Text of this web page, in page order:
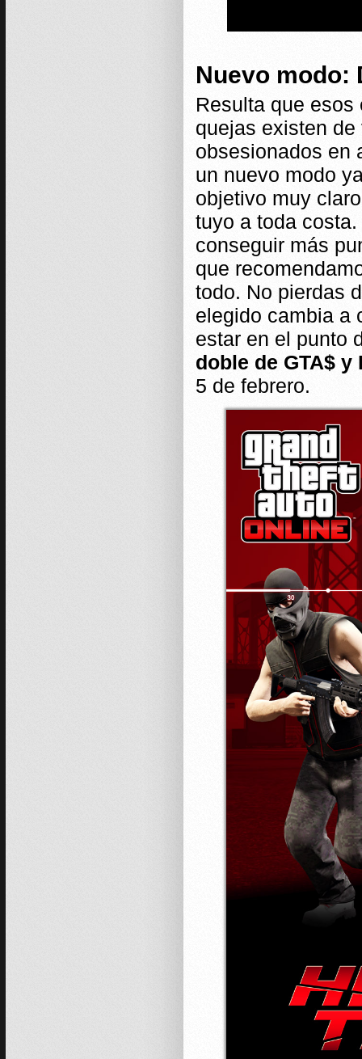
Nuevo modo:
Resulta que
quejas existen
obsesionados en
un nuevo modo
objetivo muy
tuyo a toda
conseguir más
que
todo. No pierdas
elegido cambia a
estar en el punto
doble de GTA$ y
5 de febrero.